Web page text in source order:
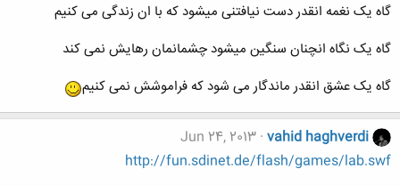
گاه یک نغمه انقدر دست نیافتنی میشود که با ان زندگی می کنیم
گاه یک نگاه انچنان سنگین میشود چشمانمان رهایش نمی کند
گاه یک عشق انقدر ماندگار می شود که فراموشش نمی کنیم
vahid haghverdi
Jun 24, 2013
http://fun.sdinet.de/flash/games/lab.swf